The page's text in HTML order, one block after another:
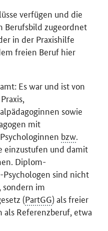
verfügen und die
Berufsbild zugeordnet
in der Praxishilfe
freien Beruf hier
Es war und ist von
sowie
mit
bzw.
einzustufen und damit
Diplom-
sind nicht
sondern im
(PartGG) als freier
Referenzberuf, etwa